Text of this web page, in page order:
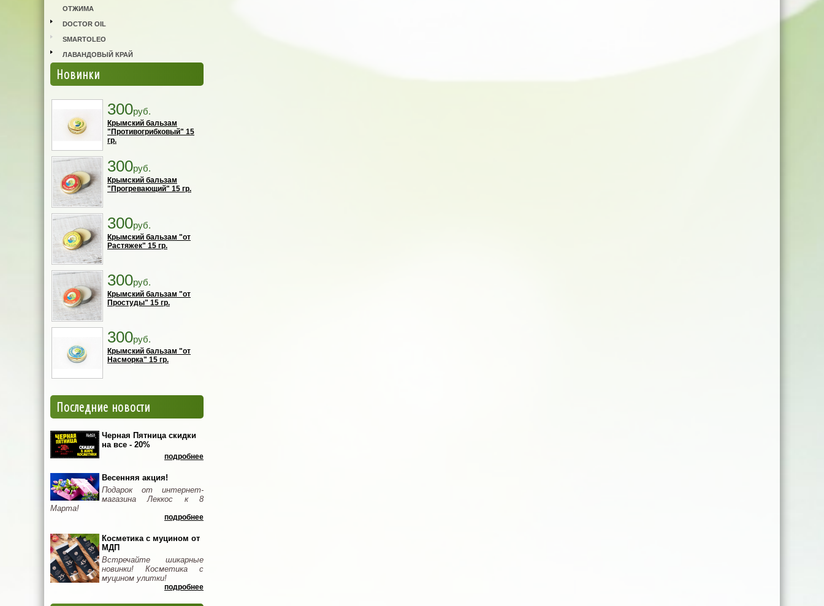
ОТЖИМА
DOCTOR OIL
SMARTOLEO
ЛАВАНДОВЫЙ КРАЙ
Новинки
300руб.
Крымский бальзам
"Противогрибковый" 15
гр.
300руб.
Крымский бальзам
"Прогревающий" 15 гр.
300руб.
Крымский бальзам "от
Растяжек" 15 гр.
300руб.
Крымский бальзам "от
Простуды" 15 гр.
300руб.
Крымский бальзам "от
Насморка" 15 гр.
Последние новости
Черная Пятница скидки
на все - 20%
подробнее
Весенняя акция!
Подарок от интернет-
магазина Леккос к 8
Марта!
подробнее
Косметика с муцином от
МДП
Встречайте шикарные
новинки! Косметика с
муцином улитки!
подробнее